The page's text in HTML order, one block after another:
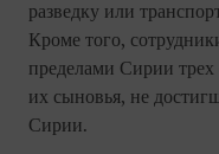
разведку или
Кроме того,
пределами Сирии трех
их сыновья, не
Сирии.